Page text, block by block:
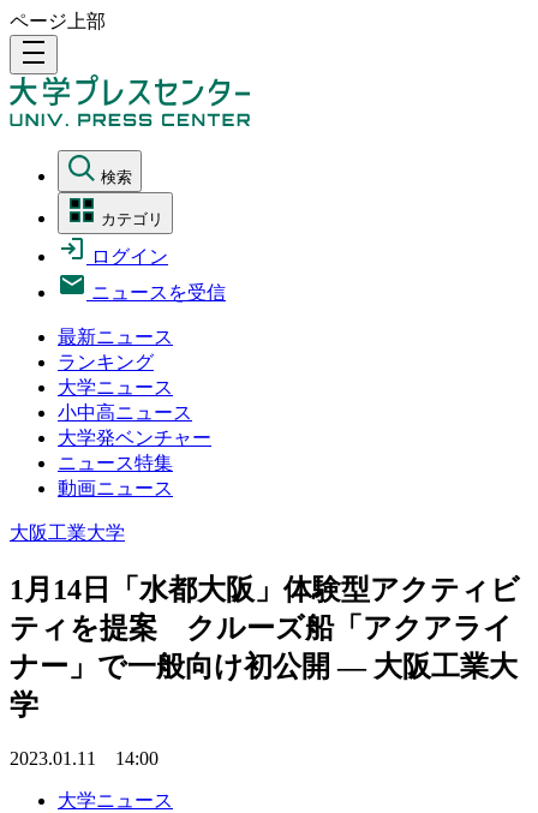
ページ上部
density_medium
検索
カテゴリ
ログイン
ニュースを受信
最新ニュース
ランキング
大学ニュース
小中高ニュース
大学発ベンチャー
ニュース特集
動画ニュース
大阪工業大学
1月14日「水都大阪」体験型アクティビ
ティを提案 クルーズ船「アクアライ
ナー」で一般向け初公開 — 大阪工業大
学
2023.01.11 14:00
大学ニュース